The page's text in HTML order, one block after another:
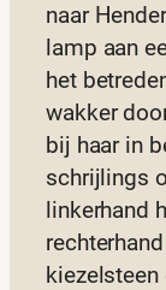
naar
lamp aan
het
wakker
bij haar in
schrijlings
linkerhand